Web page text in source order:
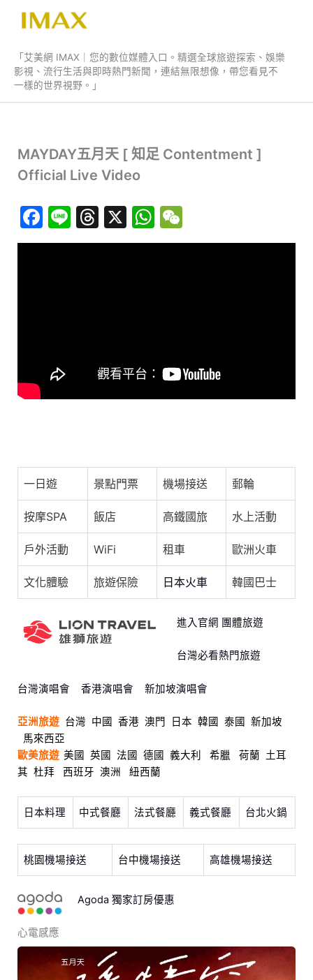
「艾美網 IMAX｜您的數位媒體入口。精選全球旅遊探索、娛樂
影視、流行生活與即時熱門新聞，連結無限想像，帶您看見不
一樣的世界視野。」
MAYDAY五月天 [ 知足 Contentment ]
Official Live Video
F
a
k
Li
n
T
hr
X
W
h e
一日遊 景點門票 機場接送 郵輪
按摩SPA 飯店 高鐵國旅 水上活動
戶外活動 WiFi 租車 歐洲火車
文化體驗 旅遊保險 日本火車 韓國巴士
進入官網 團體旅遊
台灣必看熱門旅遊
台灣演唱會 香港演唱會 新加坡演唱會
亞洲旅遊 台灣 中國 香港 澳門 日本 韓國 泰國 新加坡
馬來西亞
歐美旅遊 美國 英國 法國 德國 義大利 希臘 荷蘭 土耳
其 杜拜 西班牙 澳洲 紐西蘭
日本料理 中式餐廳 法式餐廳 義式餐廳 台北火鍋
桃園機場接送 台中機場接送 高雄機場接送
Agoda 獨家訂房優惠
心電感應